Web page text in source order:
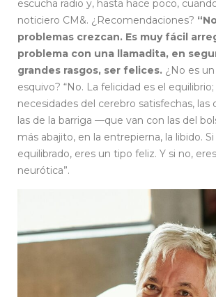
escucha radio y, hasta hace poco,
noticiero CM&. ¿Recomendaciones?
problemas crezcan. Es muy fácil
problema con una llamadita, en
grandes rasgos, ser felices. ¿No es
esquivo? “No. La felicidad es el
necesidades del cerebro satisfechas, las
las de la barriga —que van con las del
más abajito, en la entrepierna, la libido.
equilibrado, eres un tipo feliz. Y si no,
neurótica”.